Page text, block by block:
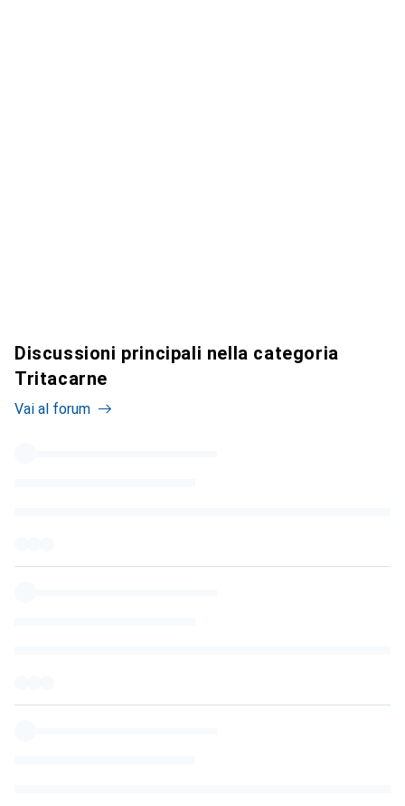
Discussioni principali nella categoria
Tritacarne
Vai al forum